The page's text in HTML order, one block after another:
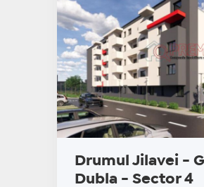
Drumul Jilavei -
Dubla - Sector 4